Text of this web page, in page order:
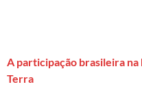
A participação brasileira na
Terra